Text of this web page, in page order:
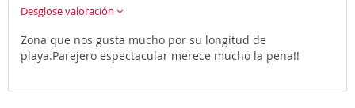
Desglose valoración
Zona que nos gusta mucho por su longitud de
playa.Parejero espectacular merece mucho la pena!!